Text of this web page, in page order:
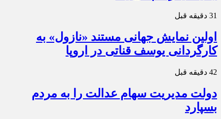
31 دقیقه قبل
اولین نمایش جهانی مستند «نازول» به
کارگردانی یوسف قناتی در اروپا
42 دقیقه قبل
دولت مدیریت سهام عدالت را به مردم
بسپارد